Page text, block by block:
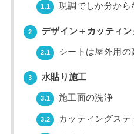
1.1 現調でしか分から
2 デザイン＋カッティン
2.1 シートは屋外用の
3 水貼り施工
3.1 施工面の洗浄
3.2 カッティングス